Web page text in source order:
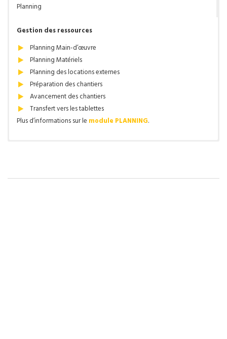
Planning
Gestion des ressources
Planning Main-d’œuvre
Planning Matériels
Planning des locations externes
Préparation des chantiers
Avancement des chantiers
Transfert vers les tablettes
Plus d’informations sur le module PLANNING.